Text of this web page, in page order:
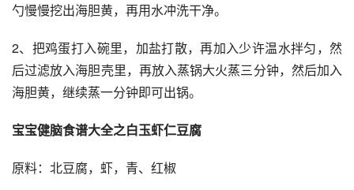
勺慢慢挖出海胆黄，再用水冲洗干净。
2、把鸡蛋打入碗里，加盐打散，再加入少许温水拌匀，然
后过滤放入海胆壳里，再放入蒸锅大火蒸三分钟，然后加入
海胆黄，继续蒸一分钟即可出锅。
宝宝健脑食谱大全之白玉虾仁豆腐
原料：北豆腐，虾，青、红椒